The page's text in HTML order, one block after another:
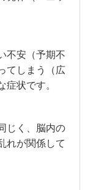
不安（予期不
てしまう（広
症状です。
じく、脳内の
れが関係して